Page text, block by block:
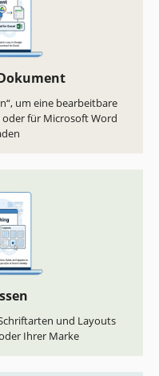
um eine bearbeitbare
oder für Microsoft Word
und Layouts
Ihrer Marke